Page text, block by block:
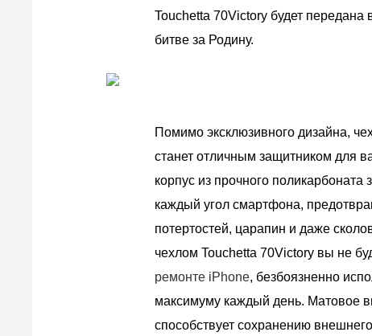
Touchetta 70Victory будет
битве за Родину.
Помимо эксклюзивного дизайна,
станет отличным защитником для
корпус из прочного поликарбоната
каждый угол смартфона,
потертостей, царапин и даже
чехлом Touchetta 70Victory вы не
ремонте iPhone, безбоязненно
максимуму каждый день. Матовое
способствует сохранению